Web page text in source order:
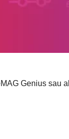
Genius sau